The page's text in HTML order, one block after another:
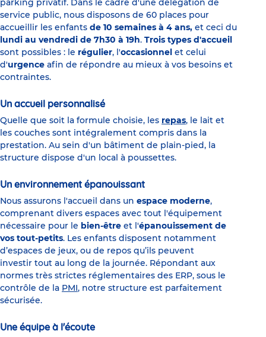
parking privatif. Dans le cadre d'une délégation de
service public, nous disposons de 60 places pour
accueillir les enfants de 10 semaines à 4 ans, et ceci du
lundi au vendredi de 7h30 à 19h. Trois types d'accueil
sont possibles : le régulier, l'occasionnel et celui
d'urgence afin de répondre au mieux à vos besoins et
contraintes.
Un accueil personnalisé
Quelle que soit la formule choisie, les repas, le lait et
les couches sont intégralement compris dans la
prestation. Au sein d'un bâtiment de plain-pied, la
structure dispose d'un local à poussettes.
Un environnement épanouissant
Nous assurons l'accueil dans un espace moderne,
comprenant divers espaces avec tout l'équipement
nécessaire pour le bien-être et l'épanouissement de
vos tout-petits. Les enfants disposent notamment
d’espaces de jeux, ou de repos qu’ils peuvent
investir tout au long de la journée. Répondant aux
normes très strictes réglementaires des ERP, sous le
contrôle de la PMI, notre structure est parfaitement
sécurisée.
Une équipe à l'écoute